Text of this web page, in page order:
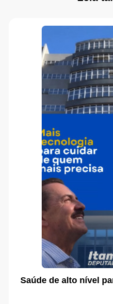
Saúde de alto nível